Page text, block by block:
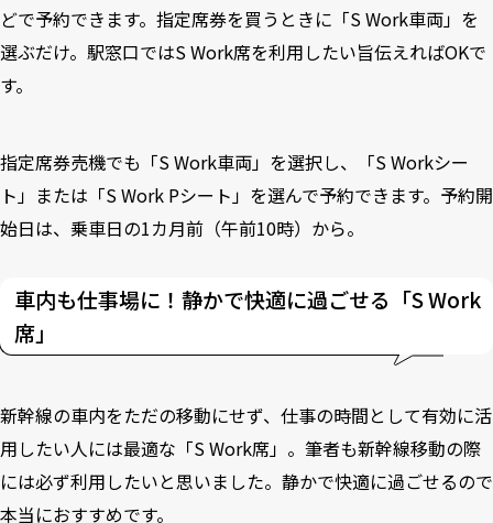
どで予約できます。指定席券を買うときに「S Work車両」を
選ぶだけ。駅窓口ではS Work席を利用したい旨伝えればOKで
す。
指定席券売機でも「S Work車両」を選択し、「S Workシー
ト」または「S Work Pシート」を選んで予約できます。予約開
始日は、乗車日の1カ月前（午前10時）から。
車内も仕事場に！静かで快適に過ごせる「S Work
席」
新幹線の車内をただの移動にせず、仕事の時間として有効に活
用したい人には最適な「S Work席」。筆者も新幹線移動の際
には必ず利用したいと思いました。静かで快適に過ごせるので
本当におすすめです。